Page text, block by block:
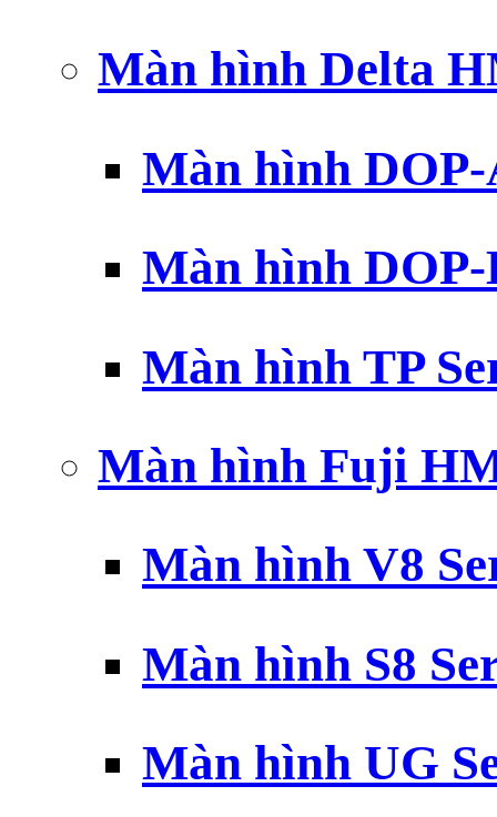
Màn hình Delta
Màn hình DOP-
Màn hình DOP-
Màn hình TP
Màn hình Fuji
Màn hình V8
Màn hình S8
Màn hình UG